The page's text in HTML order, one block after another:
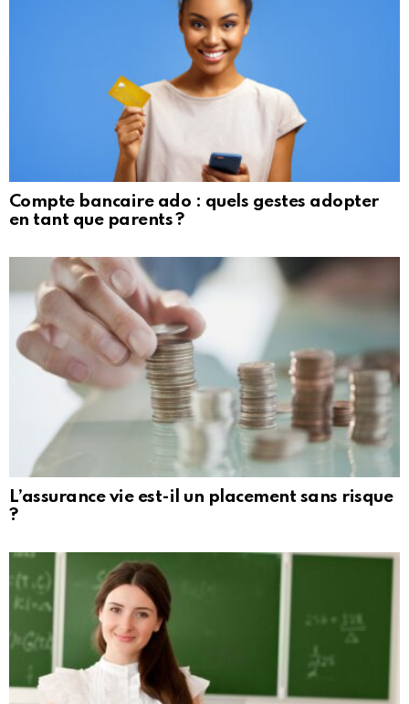
Compte bancaire ado : quels gestes adopter
en tant que parents ?
L’assurance vie est-il un placement sans risque
?